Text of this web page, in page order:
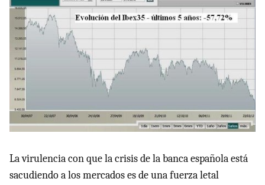
La virulencia con que la crisis de la banca española está
sacudiendo a los mercados es de una fuerza letal